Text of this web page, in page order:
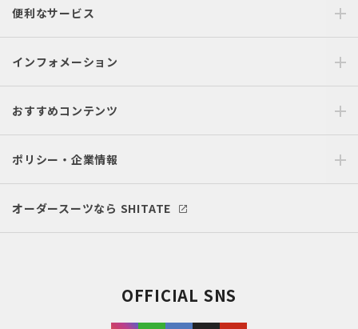
便利なサービス
インフォメーション
おすすめコンテンツ
ポリシー・企業情報
オーダースーツなら SHITATE
OFFICIAL SNS